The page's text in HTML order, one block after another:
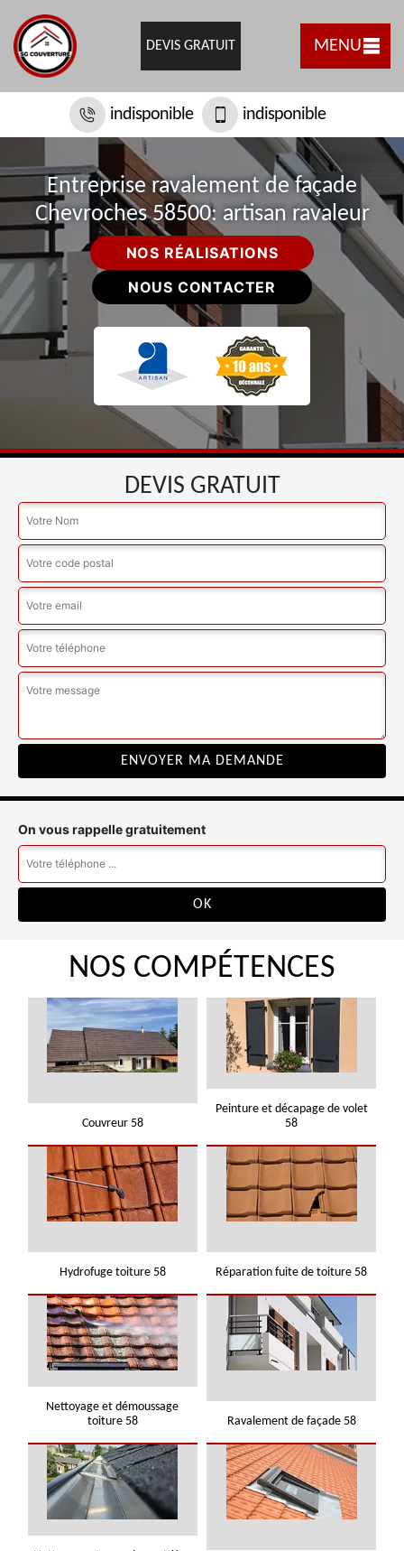
DEVIS GRATUIT MENU
indisponible indisponible
Entreprise ravalement de façade
Chevroches 58500: artisan ravaleur
NOS RÉALISATIONS
NOUS CONTACTER
DEVIS GRATUIT
On vous rappelle gratuitement
NOS COMPÉTENCES
Couvreur 58
Peinture et décapage de volet
58
Hydrofuge toiture 58 Réparation fuite de toiture 58
Nettoyage et démoussage
toiture 58
Ravalement de façade 58